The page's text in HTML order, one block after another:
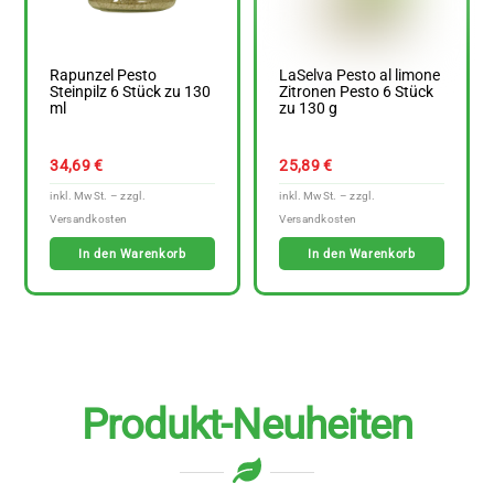
Rapunzel Pesto
Steinpilz 6 Stück zu 130
ml
34,69€
In den Warenkorb
LaSelva Pesto al limone
Zitronen Pesto 6 Stück
zu 130 g
25,89€
In den Warenkorb
Produkt-Neuheiten